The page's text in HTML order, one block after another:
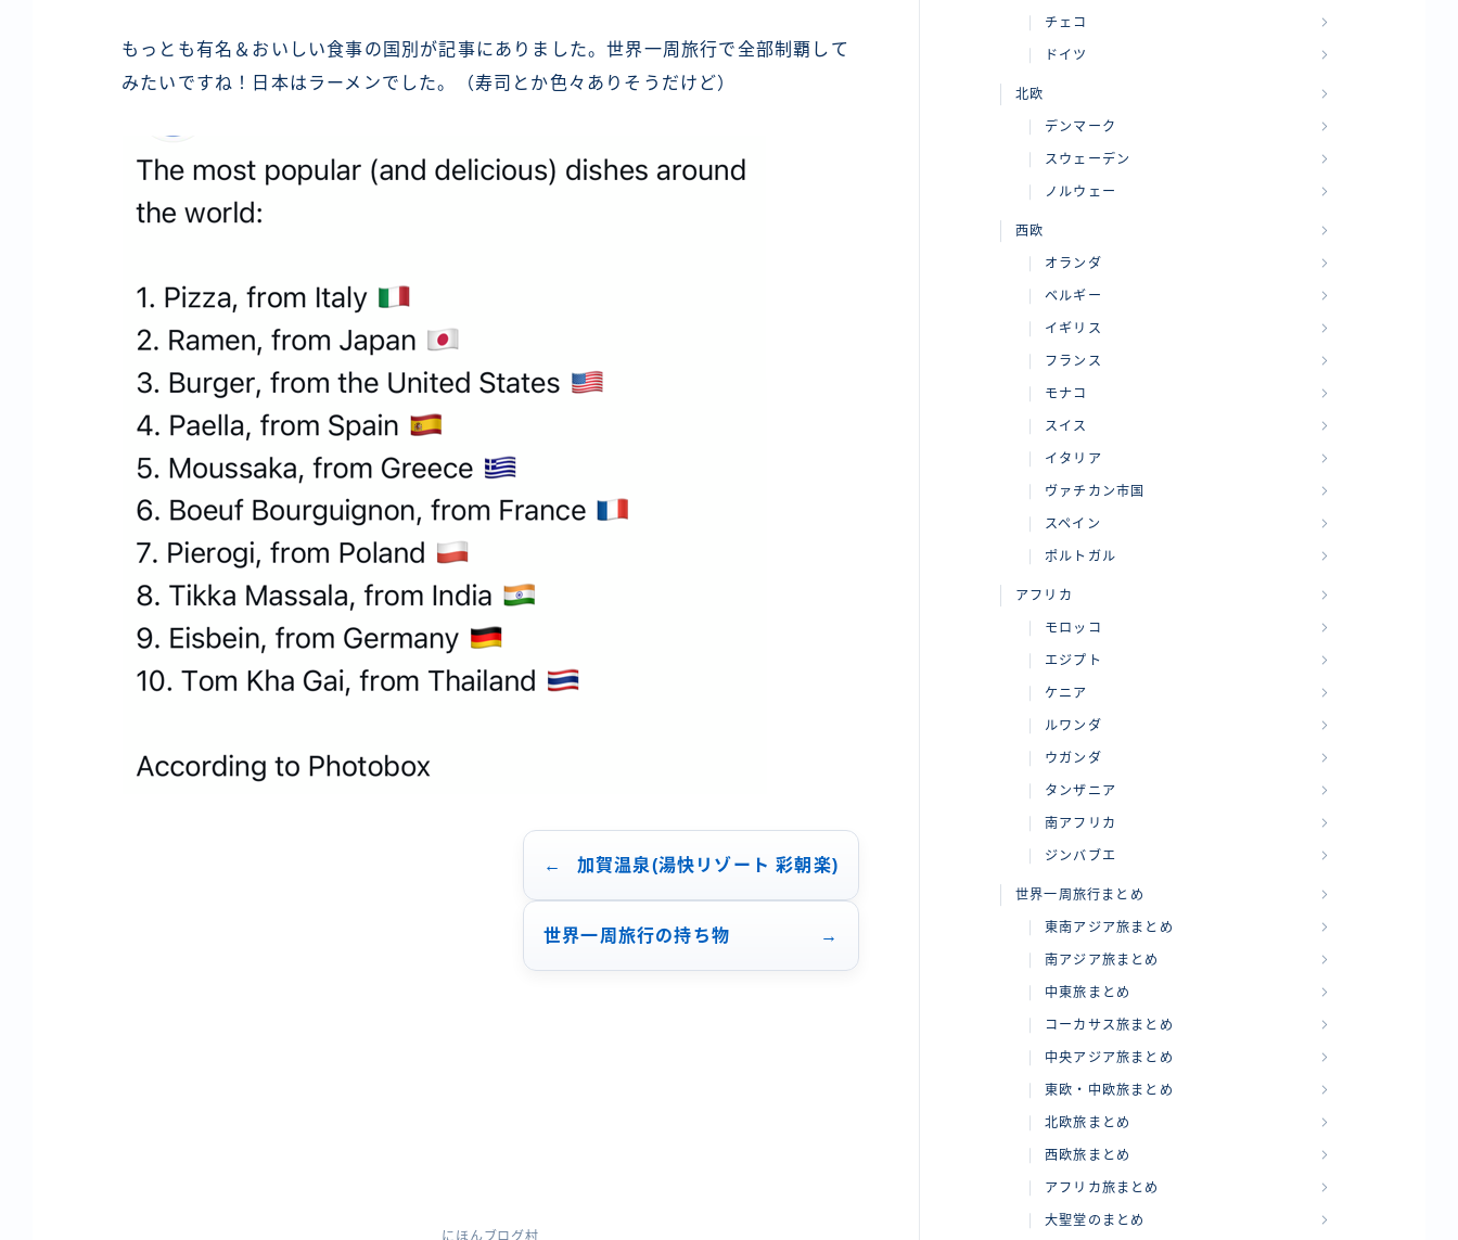
もっとも有名＆おいしい食事の国別が記事にありました。世界一周旅行で全部制覇して
みたいですね！日本はラーメンでした。（寿司とか色々ありそうだけど）
加賀温泉(湯快リゾート 彩朝楽)
世界一周旅行の持ち物
チェコ
ドイツ
北欧
デンマーク
スウェーデン
ノルウェー
西欧
オランダ
ベルギー
イギリス
フランス
モナコ
スイス
イタリア
ヴァチカン市国
スペイン
ポルトガル
アフリカ
モロッコ
エジプト
ケニア
ルワンダ
ウガンダ
タンザニア
南アフリカ
ジンバブエ
世界一周旅行まとめ
東南アジア旅まとめ
南アジア旅まとめ
中東旅まとめ
コーカサス旅まとめ
中央アジア旅まとめ
東欧・中欧旅まとめ
北欧旅まとめ
西欧旅まとめ
アフリカ旅まとめ
大聖堂のまとめ